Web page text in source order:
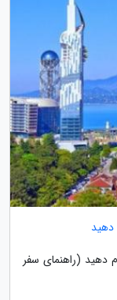
دهید
دهید (راهنمای سفر